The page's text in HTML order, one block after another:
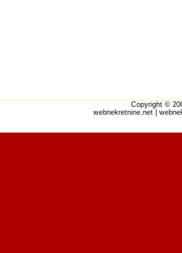
Copyright ©
webnekretnine.net |